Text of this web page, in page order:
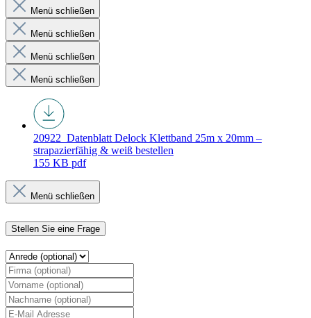
Menü schließen
Menü schließen
Menü schließen
Menü schließen
20922_Datenblatt Delock Klettband 25m x 20mm –
strapazierfähig & weiß bestellen
155 KB pdf
Menü schließen
Stellen Sie eine Frage